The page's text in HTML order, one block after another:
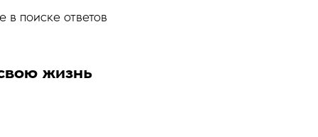
поиске ответов
жизнь